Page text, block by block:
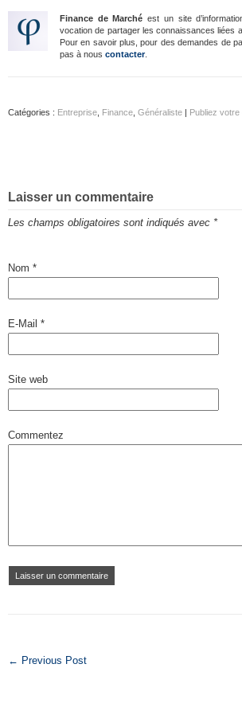
Finance de Marché est un site
vocation de partager les connaissances liées
Pour en savoir plus, pour des demandes de
pas à nous contacter.
Catégories : Entreprise Finance Généraliste | Publiez
Laisser un commentaire
Les champs obligatoires sont indiqués avec *
Nom *
E-Mail *
Site web
Commentez
← Previous Post